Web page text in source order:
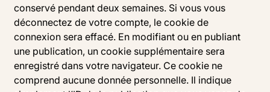
conservé pendant deux semaines. Si vous vous
déconnectez de votre compte, le cookie de
connexion sera effacé. En modifiant ou en publiant
une publication, un cookie supplémentaire sera
enregistré dans votre navigateur. Ce cookie ne
comprend aucune donnée personnelle. Il indique